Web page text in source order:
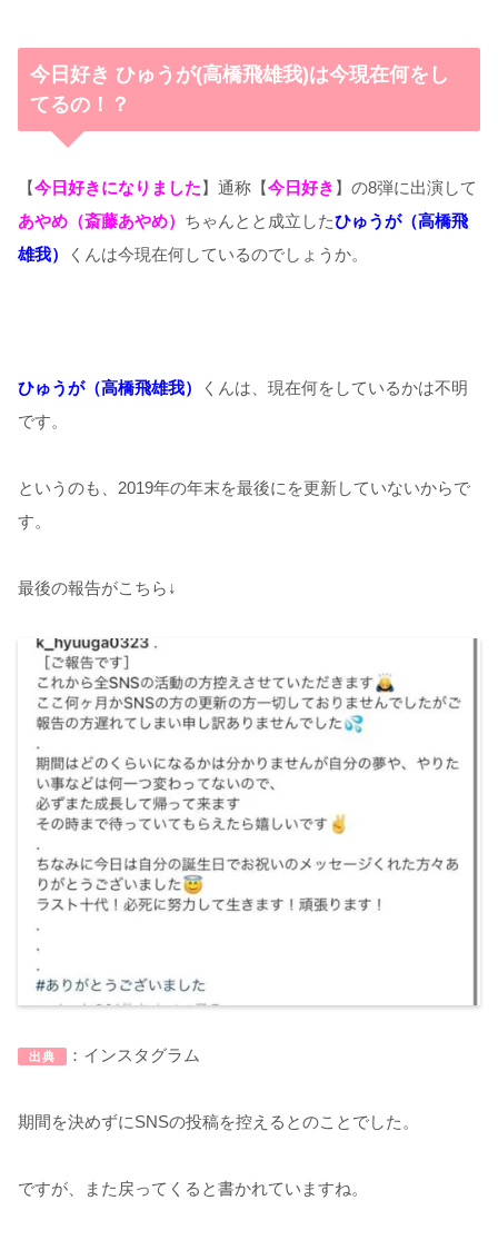
今日好き ひゅうが(高橋飛雄我)は今現在何をし
てるの！？
【今日好きになりました】通称【今日好き 】の8弾に出演して
あやめ（斎藤あやめ） ちゃんとと成立したひゅうが（高橋飛
雄我）
くんは今現在何しているのでしょうか。
ひゅうが（高橋飛雄我）
くんは、現在何をしているかは不明
です。
というのも、2019年の年末を最後にを更新していないからで
す。
最後の報告がこちら↓
出典 ：インスタグラム
期間を決めずにSNSの投稿を控えるとのことでした。
ですが、また戻ってくると書かれていますね。